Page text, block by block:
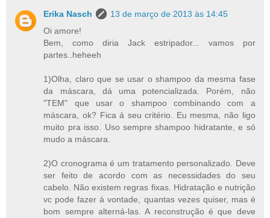
Erika Nasch
13 de março de 2013 às 14:45
Oi amore!
Bem, como diria Jack estripador... vamos por
partes..heheeh
1)Olha, claro que se usar o shampoo da mesma fase
da máscara, dá uma potencializada. Porém, não
"TEM" que usar o shampoo combinando com a
máscara, ok? Fica á seu critério. Eu mesma, não ligo
muito pra isso. Uso sempre shampoo hidratante, e só
mudo a máscara.
2)O cronograma é um tratamento personalizado. Deve
ser feito de acordo com as necessidades do seu
cabelo. Não existem regras fixas. Hidratação e nutrição
vc pode fazer á vontade, quantas vezes quiser, mas é
bom sempre alterná-las. A reconstrução é que deve